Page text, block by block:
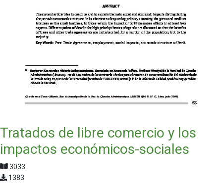
Tratados de libre comercio y los
impactos económicos-sociales
3033
1383